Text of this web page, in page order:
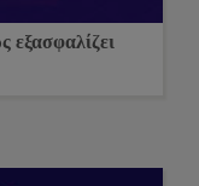
εξασφαλίζει